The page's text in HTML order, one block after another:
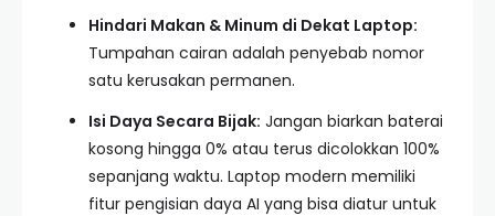
Hindari Makan & Minum di Dekat Laptop:
Tumpahan cairan adalah penyebab nomor
satu kerusakan permanen.
Isi Daya Secara Bijak: Jangan biarkan baterai
kosong hingga 0% atau terus dicolokkan 100%
sepanjang waktu. Laptop modern memiliki
fitur pengisian daya AI yang bisa diatur untuk